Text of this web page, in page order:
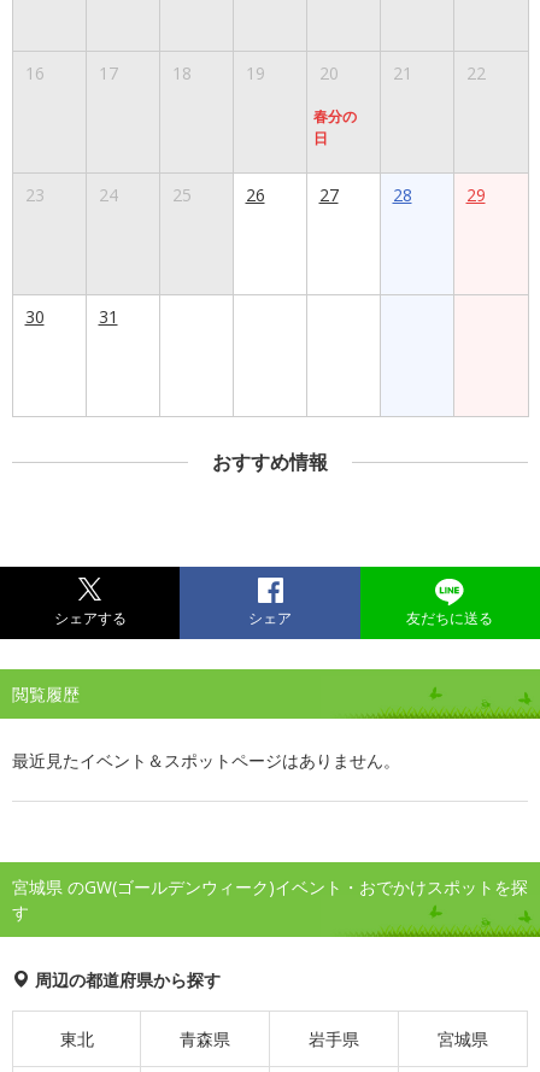
16 17 18 19 20
春分の
日
21 22
23 24 25 26 27 28 29
30 31
おすすめ情報
シェアする シェア 友だちに送る
閲覧履歴
最近見たイベント＆スポットページはありません。
宮城県 のGW(ゴールデンウィーク)イベント・おでかけスポットを探
す
周辺の都道府県から探す
東北 青森県 岩手県 宮城県